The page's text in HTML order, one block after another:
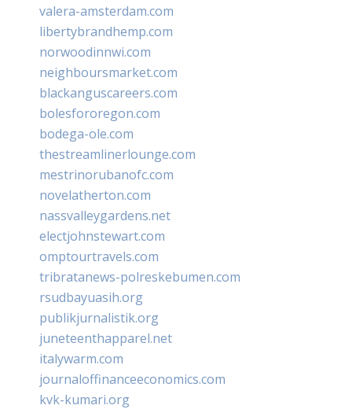
valera-amsterdam.com
libertybrandhemp.com
norwoodinnwi.com
neighboursmarket.com
blackanguscareers.com
bolesfororegon.com
bodega-ole.com
thestreamlinerlounge.com
mestrinorubanofc.com
novelatherton.com
nassvalleygardens.net
electjohnstewart.com
omptourtravels.com
tribratanews-polreskebumen.com
rsudbayuasih.org
publikjurnalistik.org
juneteenthapparel.net
italywarm.com
journaloffinanceeconomics.com
kvk-kumari.org